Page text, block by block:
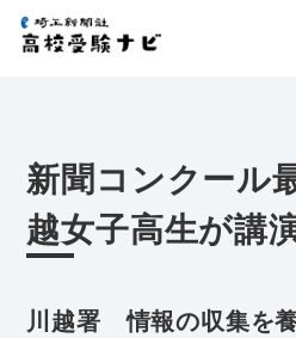
新聞コンクール
越女子高生が講
川越署 情報の収集を